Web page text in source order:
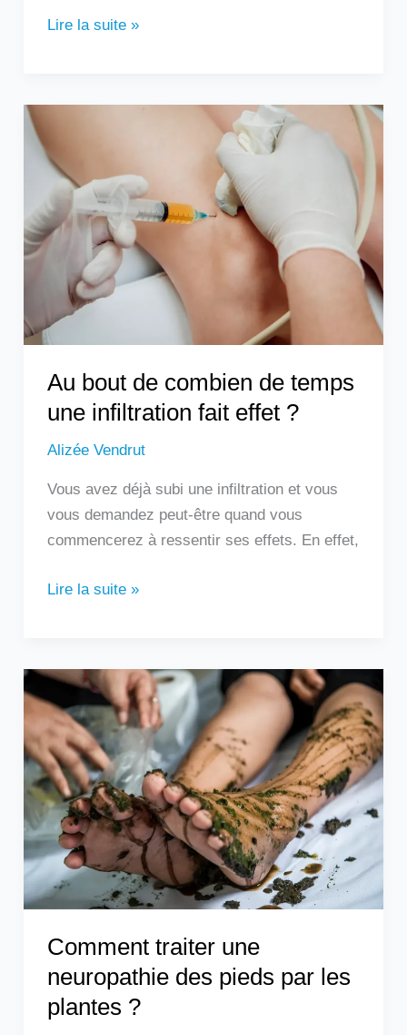
Lire la suite »
Au bout de combien de temps
une infiltration fait effet ?
Alizée Vendrut
Vous avez déjà subi une infiltration et vous
vous demandez peut-être quand vous
commencerez à ressentir ses effets. En effet,
de
combien
de
temps
infiltration
fait
effet
?
Lire la suite »
Comment traiter une
neuropathie des pieds par les
plantes ?
Comment
traiter
une
neuropathie
des
pieds
par
les
plantes
?